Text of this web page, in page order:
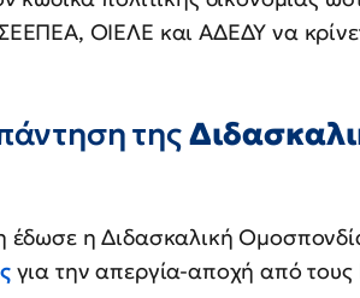
ΟΙΕΛΕ και ΑΔΕΔΥ να
της
έδωσε η Διδασκαλική
για την απεργία-αποχή από τους